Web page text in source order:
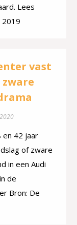
Lees
vast
en 42 jaar
of zware
in een Audi
de
Bron: De